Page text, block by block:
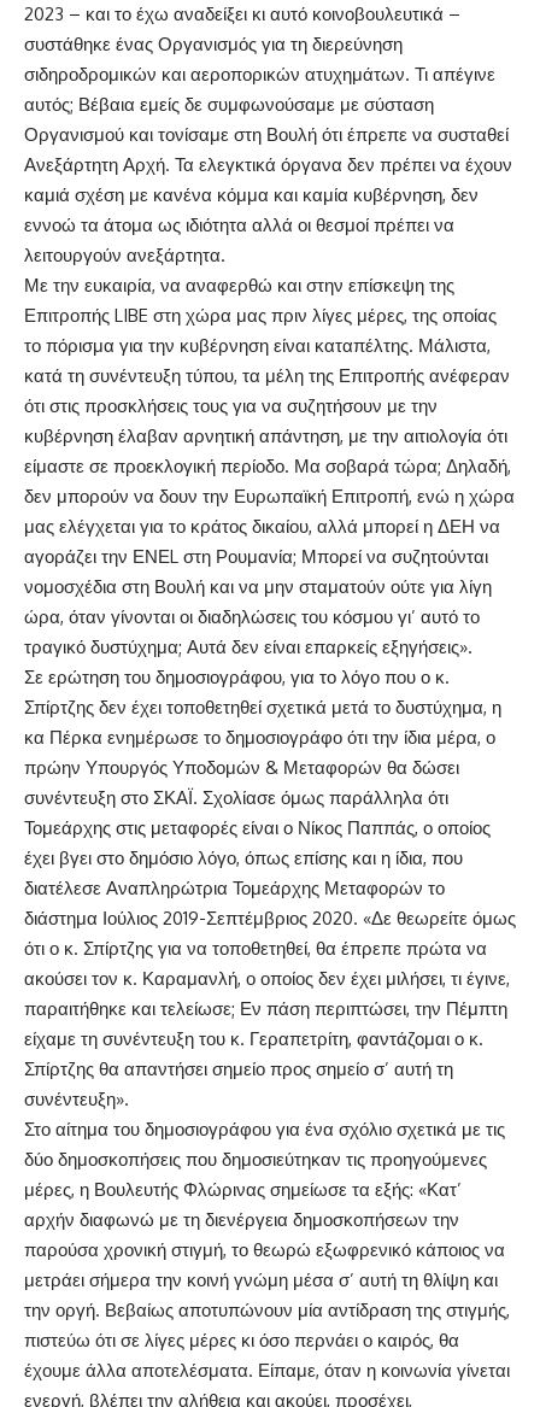
2023 – και το έχω αναδείξει κι αυτό κοινοβουλευτικά –
συστάθηκε ένας Οργανισμός για τη διερεύνηση
σιδηροδρομικών και αεροπορικών ατυχημάτων. Τι απέγινε
αυτός; Βέβαια εμείς δε συμφωνούσαμε με σύσταση
Οργανισμού και τονίσαμε στη Βουλή ότι έπρεπε να συσταθεί
Ανεξάρτητη Αρχή. Τα ελεγκτικά όργανα δεν πρέπει να έχουν
καμιά σχέση με κανένα κόμμα και καμία κυβέρνηση, δεν
εννοώ τα άτομα ως ιδιότητα αλλά οι θεσμοί πρέπει να
λειτουργούν ανεξάρτητα.
Με την ευκαιρία, να αναφερθώ και στην επίσκεψη της
Επιτροπής LIBE στη χώρα μας πριν λίγες μέρες, της οποίας
το πόρισμα για την κυβέρνηση είναι καταπέλτης. Μάλιστα,
κατά τη συνέντευξη τύπου, τα μέλη της Επιτροπής ανέφεραν
ότι στις προσκλήσεις τους για να συζητήσουν με την
κυβέρνηση έλαβαν αρνητική απάντηση, με την αιτιολογία ότι
είμαστε σε προεκλογική περίοδο. Μα σοβαρά τώρα; Δηλαδή,
δεν μπορούν να δουν την Ευρωπαϊκή Επιτροπή, ενώ η χώρα
μας ελέγχεται για το κράτος δικαίου, αλλά μπορεί η ΔΕΗ να
αγοράζει την ΕΝΕL στη Ρουμανία; Μπορεί να συζητούνται
νομοσχέδια στη Βουλή και να μην σταματούν ούτε για λίγη
ώρα, όταν γίνονται οι διαδηλώσεις του κόσμου γι’ αυτό το
τραγικό δυστύχημα; Αυτά δεν είναι επαρκείς εξηγήσεις».
Σε ερώτηση του δημοσιογράφου, για το λόγο που ο κ.
Σπίρτζης δεν έχει τοποθετηθεί σχετικά μετά το δυστύχημα, η
κα Πέρκα ενημέρωσε το δημοσιογράφο ότι την ίδια μέρα, ο
πρώην Υπουργός Υποδομών & Μεταφορών θα δώσει
συνέντευξη στο ΣΚΑΪ. Σχολίασε όμως παράλληλα ότι
Τομεάρχης στις μεταφορές είναι ο Νίκος Παππάς, ο οποίος
έχει βγει στο δημόσιο λόγο, όπως επίσης και η ίδια, που
διατέλεσε Αναπληρώτρια Τομεάρχης Μεταφορών το
διάστημα Ιούλιος 2019-Σεπτέμβριος 2020. «Δε θεωρείτε όμως
ότι ο κ. Σπίρτζης για να τοποθετηθεί, θα έπρεπε πρώτα να
ακούσει τον κ. Καραμανλή, ο οποίος δεν έχει μιλήσει, τι έγινε,
παραιτήθηκε και τελείωσε; Εν πάση περιπτώσει, την Πέμπτη
είχαμε τη συνέντευξη του κ. Γεραπετρίτη, φαντάζομαι ο κ.
Σπίρτζης θα απαντήσει σημείο προς σημείο σ’ αυτή τη
συνέντευξη».
Στο αίτημα του δημοσιογράφου για ένα σχόλιο σχετικά με τις
δύο δημοσκοπήσεις που δημοσιεύτηκαν τις προηγούμενες
μέρες, η Βουλευτής Φλώρινας σημείωσε τα εξής: «Κατ’
αρχήν διαφωνώ με τη διενέργεια δημοσκοπήσεων την
παρούσα χρονική στιγμή, το θεωρώ εξωφρενικό κάποιος να
μετράει σήμερα την κοινή γνώμη μέσα σ’ αυτή τη θλίψη και
την οργή. Βεβαίως αποτυπώνουν μία αντίδραση της στιγμής,
πιστεύω ότι σε λίγες μέρες κι όσο περνάει ο καιρός, θα
έχουμε άλλα αποτελέσματα. Είπαμε, όταν η κοινωνία γίνεται
ενεργή, βλέπει την αλήθεια και ακούει, προσέχει,